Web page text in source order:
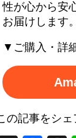
性が心から安
お届けします。
▼ご購入・詳
の記事をシェ